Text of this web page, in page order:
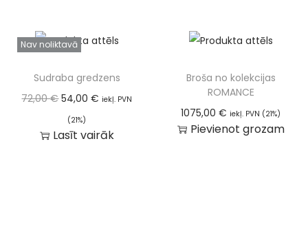
Nav noliktavā
Sudraba gredzens
72,00€ 54,00€ iekļ. PVN
(21%)
Lasīt vairāk
Broša no kolekcijas
ROMANCE
1075,00€ iekļ. PVN (21%)
Pievienot grozam